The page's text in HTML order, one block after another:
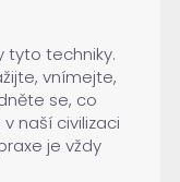
tyto techniky.
vnímejte,
se, co
naší civilizaci
je vždy